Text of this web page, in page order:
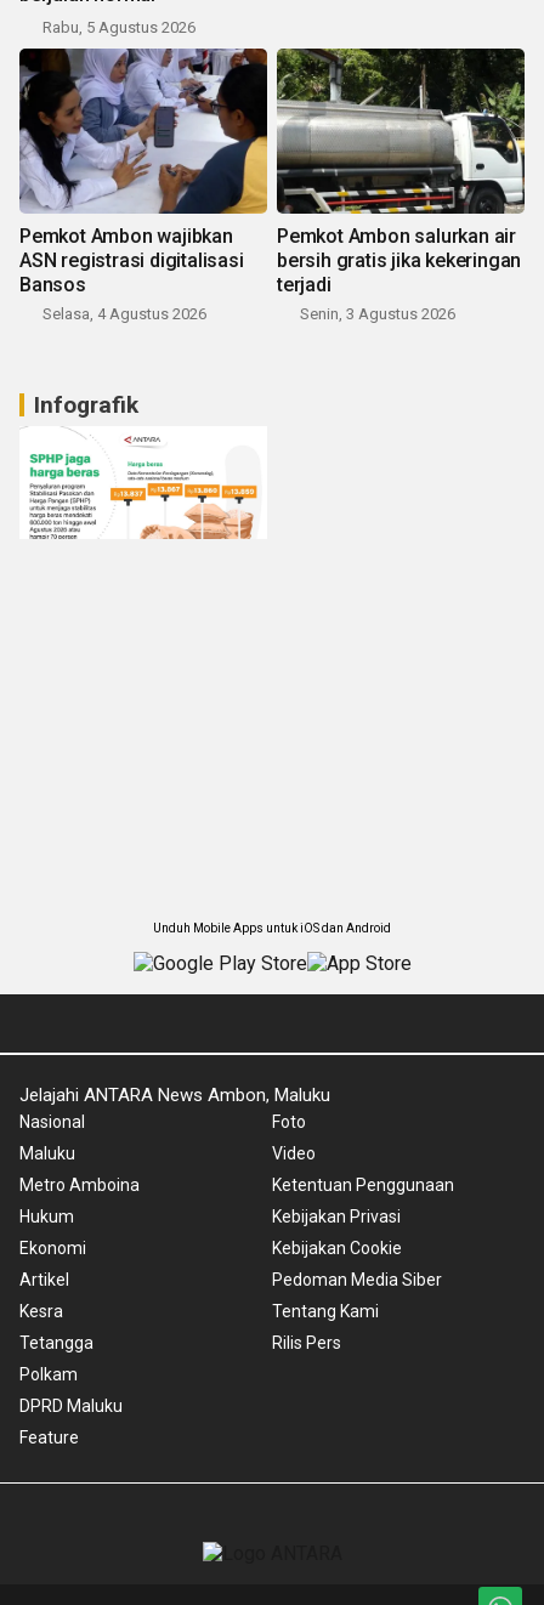
Rabu, 5 Agustus 2026
Pemkot Ambon wajibkan
ASN registrasi digitalisasi
Bansos
Selasa, 4 Agustus 2026
Pemkot Ambon salurkan air
bersih gratis jika kekeringan
terjadi
Senin, 3 Agustus 2026
Infografik
Unduh Mobile Apps untuk iOS dan Android
Jelajahi ANTARA News Ambon, Maluku
Nasional
Maluku
Metro Amboina
Hukum
Ekonomi
Artikel
Kesra
Tetangga
Polkam
DPRD Maluku
Feature
Foto
Video
Ketentuan Penggunaan
Kebijakan Privasi
Kebijakan Cookie
Pedoman Media Siber
Tentang Kami
Rilis Pers